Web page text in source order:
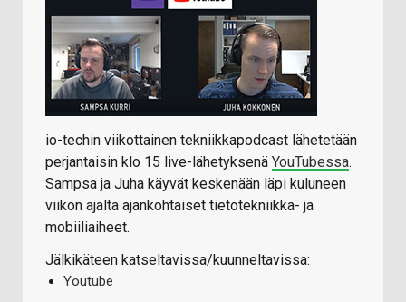
io-techin viikottainen tekniikkapodcast lähetetään
perjantaisin klo 15 live-lähetyksenä YouTubessa.
Sampsa ja Juha käyvät keskenään läpi kuluneen
viikon ajalta ajankohtaiset tietotekniikka- ja
mobiiliaiheet.
Jälkikäteen katseltavissa/kuunneltavissa:
Youtube